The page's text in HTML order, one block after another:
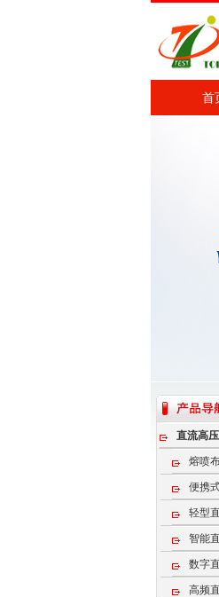
首
直流高
熔喷
便携
轻型
智能
数字
高频